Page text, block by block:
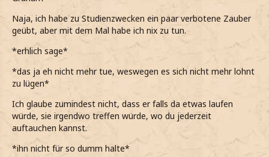
ein Mann mir das bestätigt*
*dabei völlig übergehe, dass sein Tonfall sich gar nicht so
ernst angehört hat*
*ihn entgeistert anstarre, als er plötzlich erzählt, was sein
Studium so betrübt hat*
Was? Dein Ernst? Wie kommen sie denn darauf?
Ich nehme an, dass du natürlich nicht so dumm warst,
Naja, ich habe zu Studienzwecken ein paar verbotene Zauber
geübt, aber mit dem Mal habe ich nix zu tun.
*erhlich sage*
*das ja eh nicht mehr tue, weswegen es sich nicht mehr lohnt
zu lügen*
Ich glaube zumindest nicht, dass er falls da etwas laufen
würde, sie irgendwo treffen würde, wo du jederzeit
auftauchen kannst.
*ihn nicht für so dumm halte*